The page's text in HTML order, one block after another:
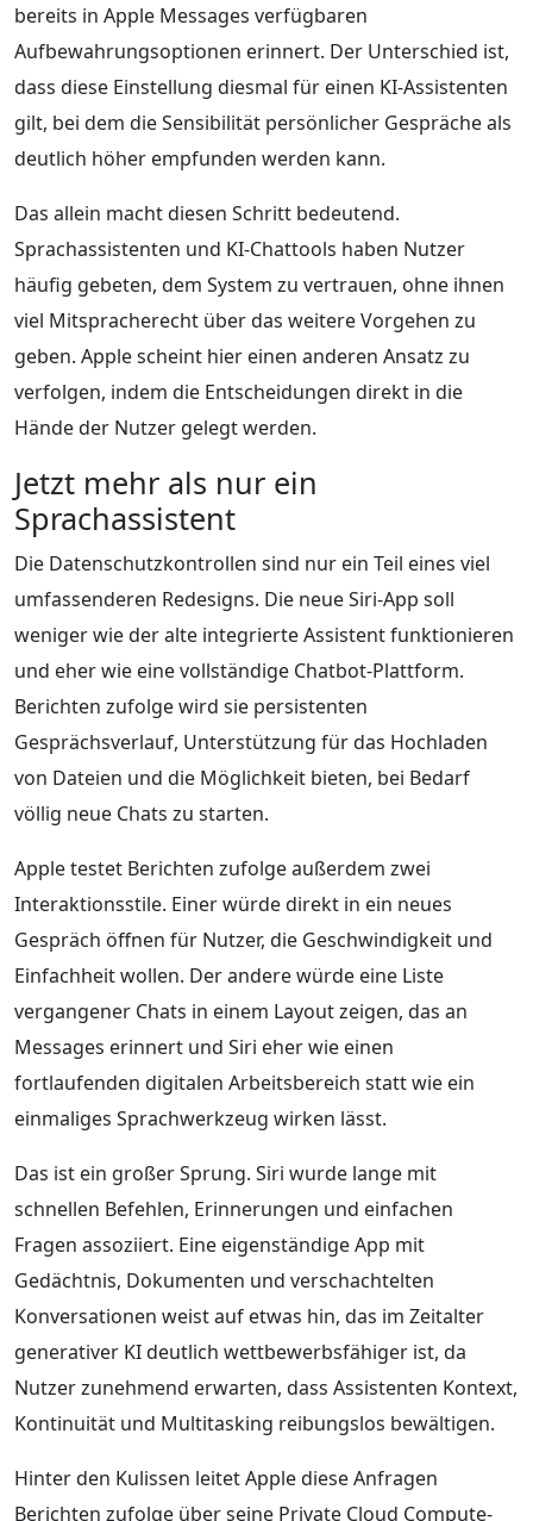
bereits in Apple Messages verfügbaren
Aufbewahrungsoptionen erinnert. Der Unterschied ist,
dass diese Einstellung diesmal für einen KI-Assistenten
gilt, bei dem die Sensibilität persönlicher Gespräche als
deutlich höher empfunden werden kann.
Das allein macht diesen Schritt bedeutend.
Sprachassistenten und KI-Chattools haben Nutzer
häufig gebeten, dem System zu vertrauen, ohne ihnen
viel Mitspracherecht über das weitere Vorgehen zu
geben. Apple scheint hier einen anderen Ansatz zu
verfolgen, indem die Entscheidungen direkt in die
Hände der Nutzer gelegt werden.
Jetzt mehr als nur ein
Sprachassistent
Die Datenschutzkontrollen sind nur ein Teil eines viel
umfassenderen Redesigns. Die neue Siri-App soll
weniger wie der alte integrierte Assistent funktionieren
und eher wie eine vollständige Chatbot-Plattform.
Berichten zufolge wird sie persistenten
Gesprächsverlauf, Unterstützung für das Hochladen
von Dateien und die Möglichkeit bieten, bei Bedarf
völlig neue Chats zu starten.
Apple testet Berichten zufolge außerdem zwei
Interaktionsstile. Einer würde direkt in ein neues
Gespräch öffnen für Nutzer, die Geschwindigkeit und
Einfachheit wollen. Der andere würde eine Liste
vergangener Chats in einem Layout zeigen, das an
Messages erinnert und Siri eher wie einen
fortlaufenden digitalen Arbeitsbereich statt wie ein
einmaliges Sprachwerkzeug wirken lässt.
Das ist ein großer Sprung. Siri wurde lange mit
schnellen Befehlen, Erinnerungen und einfachen
Fragen assoziiert. Eine eigenständige App mit
Gedächtnis, Dokumenten und verschachtelten
Konversationen weist auf etwas hin, das im Zeitalter
generativer KI deutlich wettbewerbsfähiger ist, da
Nutzer zunehmend erwarten, dass Assistenten Kontext,
Kontinuität und Multitasking reibungslos bewältigen.
Hinter den Kulissen leitet Apple diese Anfragen
Berichten zufolge über seine Private Cloud Compute-